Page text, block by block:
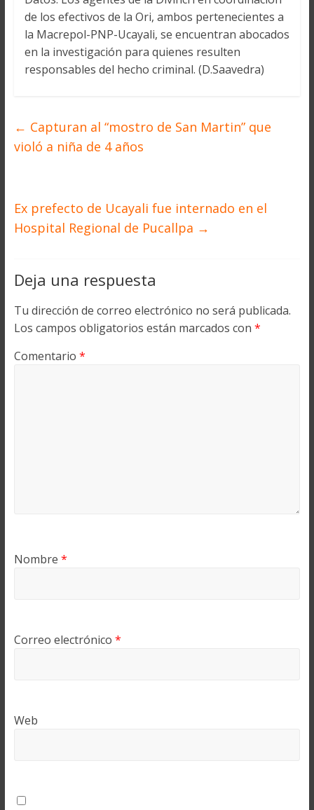
de los efectivos de la Ori, ambos pertenecientes a
la Macrepol-PNP-Ucayali, se encuentran abocados
en la investigación para quienes resulten
responsables del hecho criminal. (D.Saavedra)
← Capturan al “mostro de San Martin” que
violó a niña de 4 años
Ex prefecto de Ucayali fue internado en el
Hospital Regional de Pucallpa →
Deja una respuesta
Tu dirección de correo electrónico no será publicada.
Los campos obligatorios están marcados con *
Comentario *
Nombre *
Correo electrónico *
Web